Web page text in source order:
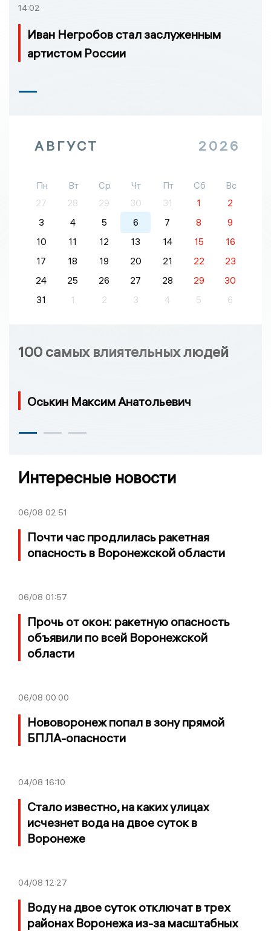
14:02
Иван Негробов стал заслуженным
артистом России
АВГУСТ 2026
Пн Вт Ср Чт Пт Сб
Вс
27
28 29 30 31 1
2
3
4 5 6 7 8
9
10
11 12 13 14 15
16
17
18 19 20 21 22
23
24
25 26 27 28 29
30
31
1 2 3 4 5 6
100 самых влиятельных людей
Оськин Максим Анатольевич
Интересные новости
06/08 02:51
Почти час продлилась ракетная
опасность в Воронежской области
06/08 01:57
Прочь от окон: ракетную опасность
объявили по всей Воронежской
области
06/08 00:00
Нововоронеж попал в зону прямой
БПЛА-опасности
04/08 16:10
Стало известно, на каких улицах
исчезнет вода на двое суток в
Воронеже
04/08 12:27
Воду на двое суток отключат в трех
районах Воронежа из-за масштабных